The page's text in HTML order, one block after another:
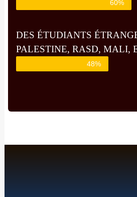
60%
DES ÉTUDIANTS
PALESTINE, RASD, MALI,
48%